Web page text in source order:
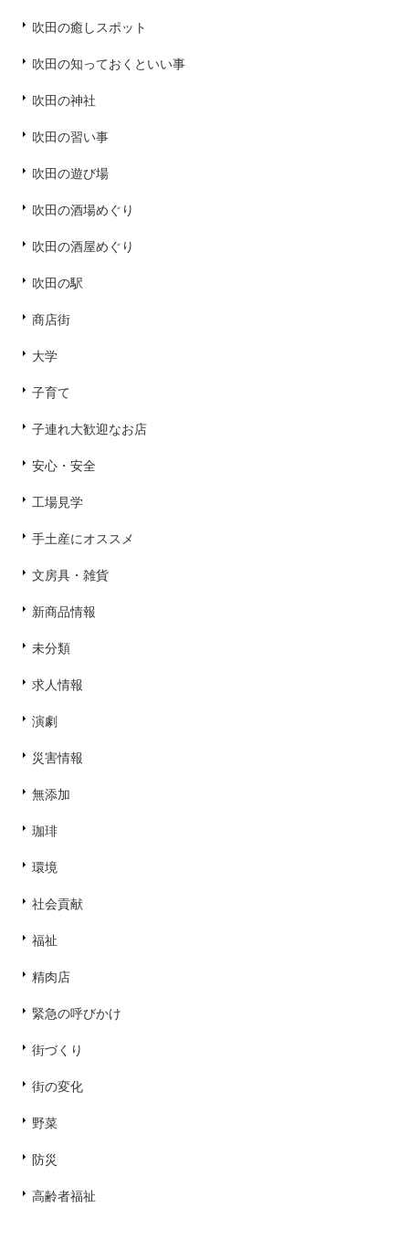
吹田の癒しスポット
吹田の知っておくといい事
吹田の神社
吹田の習い事
吹田の遊び場
吹田の酒場めぐり
吹田の酒屋めぐり
吹田の駅
商店街
大学
子育て
子連れ大歓迎なお店
安心・安全
工場見学
手土産にオススメ
文房具・雑貨
新商品情報
未分類
求人情報
演劇
災害情報
無添加
珈琲
環境
社会貢献
福祉
精肉店
緊急の呼びかけ
街づくり
街の変化
野菜
防災
高齢者福祉